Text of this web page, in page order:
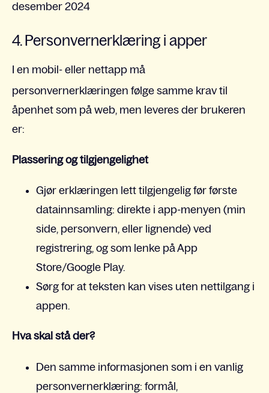
desember 2024
4. Personvernerklæring i apper
I en mobil- eller nettapp må
personvernerklæringen følge samme krav til
åpenhet som på web, men leveres der brukeren
er:
Plassering og tilgjengelighet
Gjør erklæringen lett tilgjengelig før første
datainnsamling: direkte i app-menyen (min
side, personvern, eller lignende) ved
registrering, og som lenke på App
Store/Google Play.
Sørg for at teksten kan vises uten nettilgang i
appen.
Hva skal stå der?
Den samme informasjonen som i en vanlig
personvernerklæring: formål,